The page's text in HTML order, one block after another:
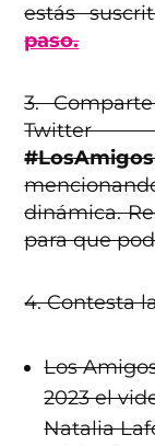
estás
paso.
3.
dinámica.
para que
4. Contesta
Los
2023 el
Natalia